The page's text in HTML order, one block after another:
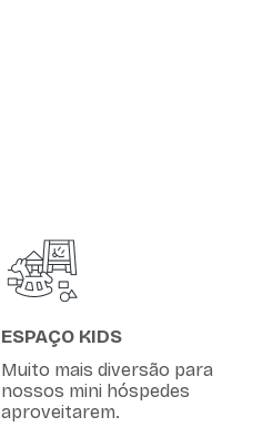
ESPAÇO KIDS
Muito mais diversão para
nossos mini hóspedes
aproveitarem.